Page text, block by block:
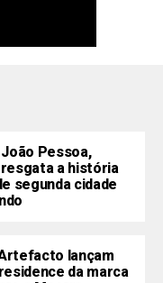
Pessoa,
resgata a história
segunda cidade
lançam
da marca